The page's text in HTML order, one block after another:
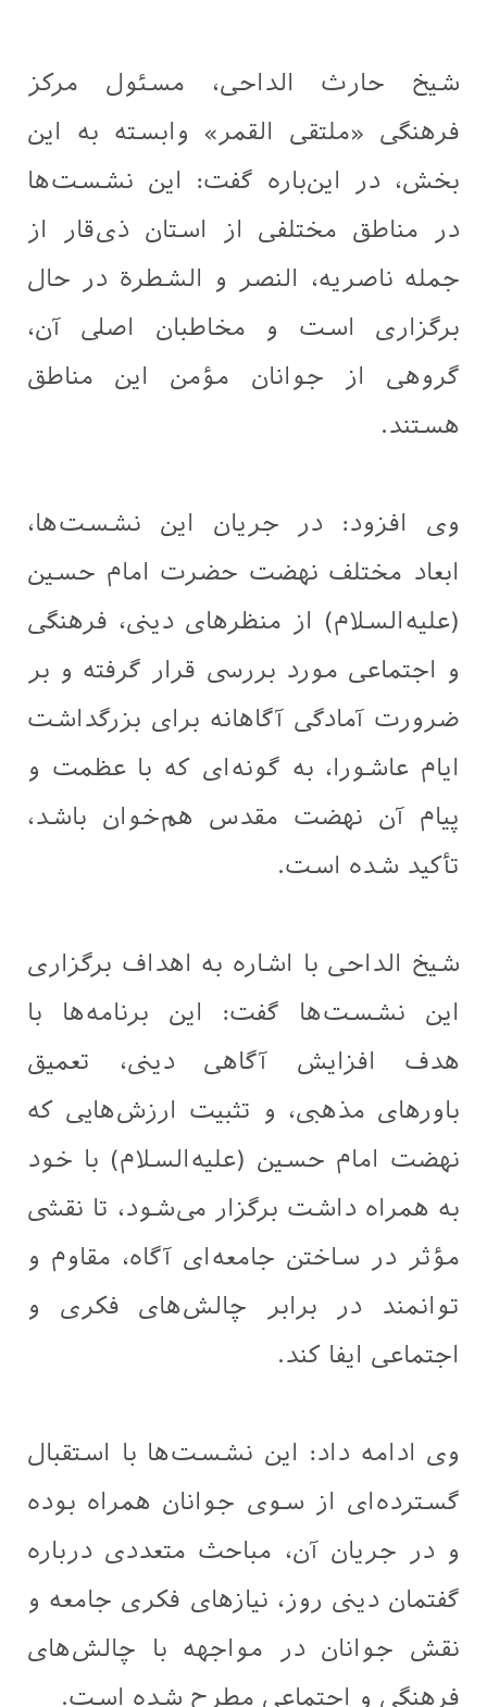
شیخ حارث الداحی، مسئول مرکز
فرهنگی «ملتقى القمر» وابسته به این
بخش، در این‌باره گفت: این نشست‌ها
در مناطق مختلفی از استان ذی‌قار از
جمله ناصریه، النصر و الشطرة در حال
برگزاری است و مخاطبان اصلی آن،
گروهی از جوانان مؤمن این مناطق
هستند.
وی افزود: در جریان این نشست‌ها،
ابعاد مختلف نهضت حضرت امام حسین
(علیه‌السلام) از منظرهای دینی، فرهنگی
و اجتماعی مورد بررسی قرار گرفته و بر
ضرورت آمادگی آگاهانه برای بزرگداشت
ایام عاشورا، به گونه‌ای که با عظمت و
پیام آن نهضت مقدس هم‌خوان باشد،
تأکید شده است.
شیخ الداحی با اشاره به اهداف برگزاری
این نشست‌ها گفت: این برنامه‌ها با
هدف افزایش آگاهی دینی، تعمیق
باورهای مذهبی، و تثبیت ارزش‌هایی که
نهضت امام حسین (علیه‌السلام) با خود
به همراه داشت برگزار می‌شود، تا نقشی
مؤثر در ساختن جامعه‌ای آگاه، مقاوم و
توانمند در برابر چالش‌های فکری و
اجتماعی ایفا کند.
وی ادامه داد: این نشست‌ها با استقبال
گسترده‌ای از سوی جوانان همراه بوده
و در جریان آن، مباحث متعددی درباره
گفتمان دینی روز، نیازهای فکری جامعه و
نقش جوانان در مواجهه با چالش‌های
فرهنگی و اجتماعی مطرح شده است.